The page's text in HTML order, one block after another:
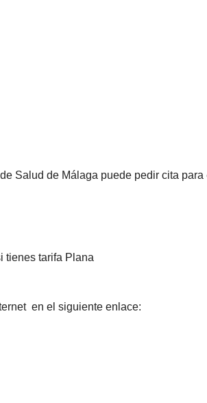
Salud de Málaga puede pedir cita
tienes tarifa Plana
en el siguiente enlace: